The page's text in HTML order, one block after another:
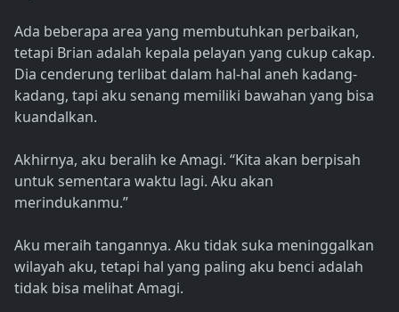
Ada beberapa area yang membutuhkan perbaikan,
tetapi Brian adalah kepala pelayan yang cukup cakap.
Dia cenderung terlibat dalam hal-hal aneh kadang-
kadang, tapi aku senang memiliki bawahan yang bisa
kuandalkan.
Akhirnya, aku beralih ke Amagi. “Kita akan berpisah
untuk sementara waktu lagi. Aku akan
merindukanmu.”
Aku meraih tangannya. Aku tidak suka meninggalkan
wilayah aku, tetapi hal yang paling aku benci adalah
tidak bisa melihat Amagi.